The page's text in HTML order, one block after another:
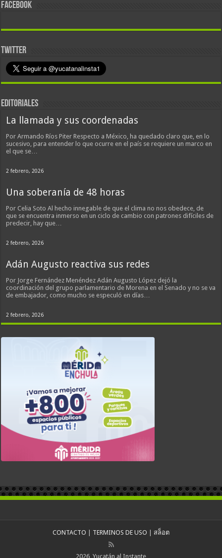
FACEBOOK
TWITTER
EDITORIALES
La llamada y sus coordenadas
Por Armando Ríos Piter Respecto a México, ha quedado claro que, en lo
sucesivo, para entender lo que ocurre en el país se requiere un marco en
el que se…
2 febrero, 2026
Una soberanía de 48 horas
Por Celia Soto Al hecho innegable de que el clima no nos obedece, de
que se encuentra inmerso en un ciclo de cambio con patrones difíciles de
predecir, hay que…
2 febrero, 2026
Adán Augusto reactiva sus redes
Por Jorge Fernández Menéndez Adán Augusto López dejó la
coordinación del grupo parlamentario de Morena en el Senado y no se va
de embajador, como mucho se especuló en días…
2 febrero, 2026
CONTACTO TERMINOS DE USO สล็อต
2026, Yucatán al Instante